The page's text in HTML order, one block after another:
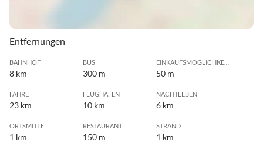
Entfernungen
BAHNHOF
8 km
BUS
300 m
EINKAUFSMÖGLICHKEIT
50 m
FÄHRE
23 km
FLUGHAFEN
10 km
NACHTLEBEN
6 km
ORTSMITTE
1 km
RESTAURANT
150 m
STRAND
1 km